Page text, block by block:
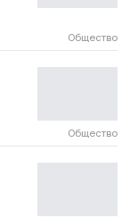
Общество
Общество